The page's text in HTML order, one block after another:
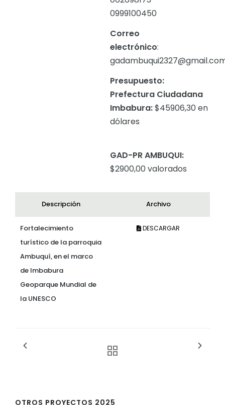
0999100450
Correo
electrónico:
Presupuesto:
Prefectura Ciudadana
Imbabura:$45906,30 en
dólares
GAD-PR AMBUQUI:
$2900,00 valorados
Descripción Archivo
Fortalecimiento
turístico de la parroquia
Ambuquí, en el marco
de Imbabura
Geoparque Mundial de
la UNESCO
DESCARGAR
OTROS PROYECTOS 2025